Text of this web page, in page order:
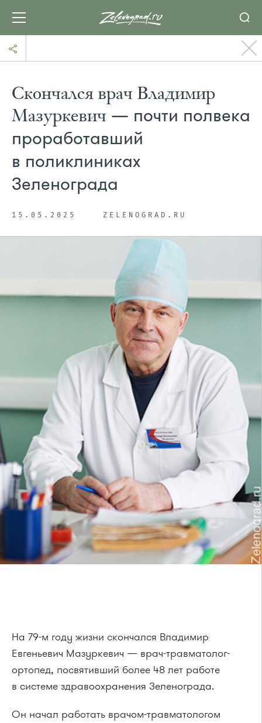
Скончался врач Владимир
Мазуркевич — почти полвека
проработавший
в поликлиниках
Зеленограда
15.05.2025 ZELENOGRAD.RU
На 79-м году жизни скончался Владимир
Евгеньевич Мазуркевич — врач-травматолог-
ортопед, посвятивший более 48 лет работе
в системе здравоохранения Зеленограда.
Он начал работать врачом-травматологом